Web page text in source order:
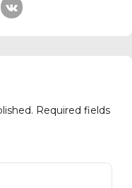
Required fields